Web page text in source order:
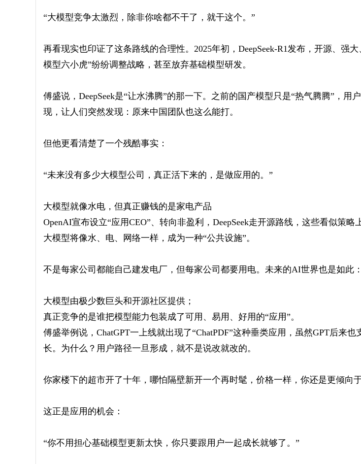
“大模型竞争太激烈，除非你啥都不干了，就干这个。”
再看现实也印证了这条路线的合理性。2025年初，DeepSeek-R1发布，开源、强
模型六小虎”纷纷调整战略，甚至放弃基础模型研发。
傅盛说，DeepSeek是“让水沸腾”的那一下。之前的国产模型只是“热气腾腾”，用
现，让人们突然发现：原来中国团队也这么能打。
但他更看清楚了一个残酷事实：
“未来没有多少大模型公司，真正活下来的，是做应用的。”
大模型就像水电，但真正赚钱的是家电产品
OpenAI宣布设立“应用CEO”、转向非盈利，DeepSeek走开源路线，这些看似策略
大模型将像水、电、网络一样，成为一种“公共设施”。
不是每家公司都能自己建发电厂，但每家公司都要用电。未来的AI世界也是如此：
大模型由极少数巨头和开源社区提供；
真正竞争的是谁把模型能力包装成了可用、易用、好用的“应用”。
傅盛举例说，ChatGPT一上线就出现了“ChatPDF”这种垂类应用，虽然GPT后来也
长。为什么？用户路径一旦形成，就不是说改就改的。
你家楼下的超市开了十年，哪怕隔壁新开一个再时髦，价格一样，你还是更倾向
这正是应用的机会：
“你不用担心基础模型更新太快，你只要跟用户一起成长就够了。”